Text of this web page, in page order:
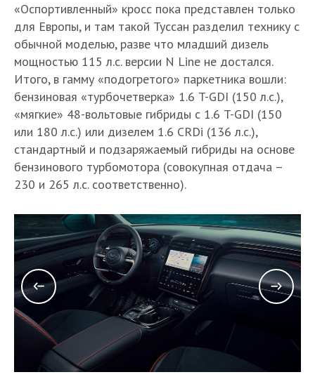
«Оспортивленный» кросс пока представлен только
для Европы, и там такой Туссан разделил технику с
обычной моделью, разве что младший дизель
мощностью 115 л.с. версии N Line не достался.
Итого, в гамму «подогретого» паркетника вошли:
бензиновая «турбочетверка» 1.6 T-GDI (150 л.с.),
«мягкие» 48-вольтовые гибриды с 1.6 T-GDI (150
или 180 л.с.) или дизелем 1.6 CRDi (136 л.с.),
стандартный и подзаряжаемый гибриды на основе
бензинового турбомотора (совокупная отдача –
230 и 265 л.с. соответственно).